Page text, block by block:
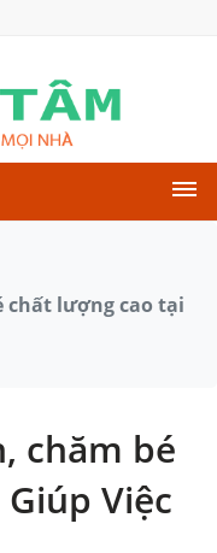
chất lượng cao tại
chăm bé
Việc